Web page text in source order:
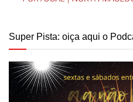
Super Pista: oiça aqui o